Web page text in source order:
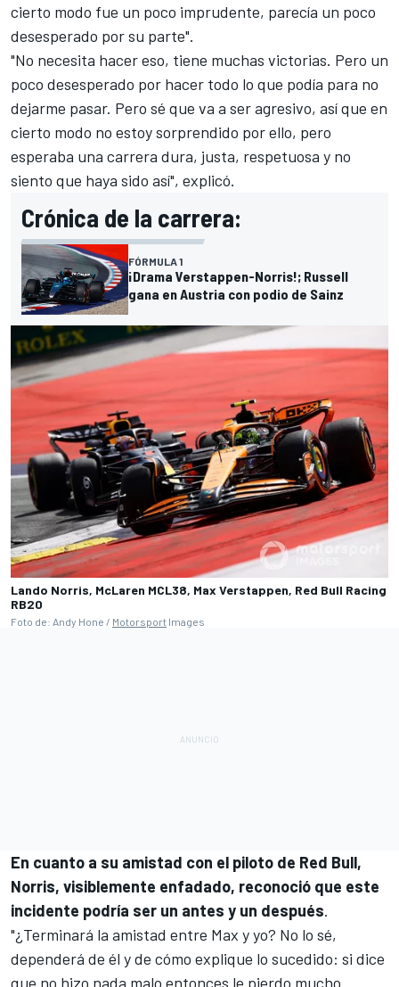
cierto modo fue un poco imprudente, parecía un poco
desesperado por su parte".
"No necesita hacer eso, tiene muchas victorias. Pero un
poco desesperado por hacer todo lo que podía para no
dejarme pasar. Pero sé que va a ser agresivo, así que en
cierto modo no estoy sorprendido por ello, pero
esperaba una carrera dura, justa, respetuosa y no
siento que haya sido así", explicó.
Crónica de la carrera:
FÓRMULA 1
¡Drama Verstappen-Norris!; Russell
gana en Austria con podio de Sainz
Lando Norris, McLaren MCL38, Max Verstappen, Red Bull Racing
RB20
Foto de: Andy Hone / Motorsport Images
En cuanto a su amistad con el piloto de Red Bull,
Norris, visiblemente enfadado, reconoció que este
incidente podría ser un antes y un después.
"¿Terminará la amistad entre Max y yo? No lo sé,
dependerá de él y de cómo explique lo sucedido: si dice
que no hizo nada malo entonces le pierdo mucho